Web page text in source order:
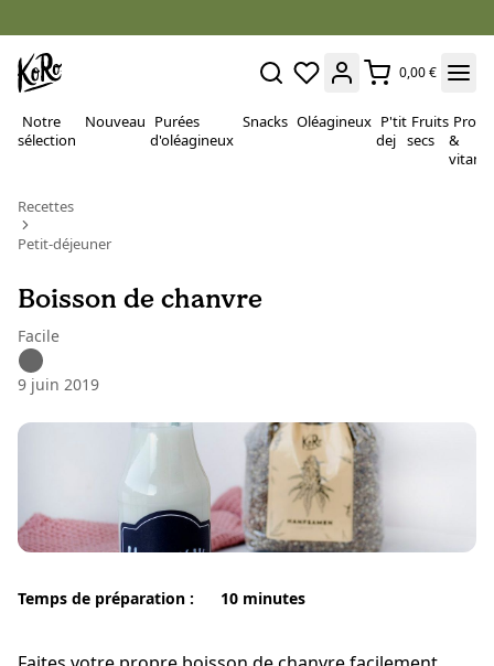
0,00 €
Notre
sélection
Nouveau Purées
d'oléagineux
Snacks Oléagineux P'tit
dej
Fruits
secs
&
Recettes
Petit-déjeuner
Boisson de chanvre
Facile
9 juin 2019
Temps de préparation : 10 minutes